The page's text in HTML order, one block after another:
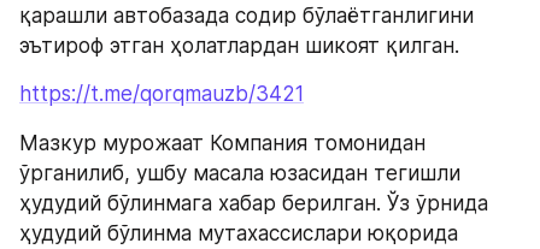
қарашли автобазада содир бўлаётганлигини
эътироф этган ҳолатлардан шикоят қилган.
https://t.me/qorqmauzb/3421
Мазкур мурожаат Компания томонидан
ўрганилиб, ушбу масала юзасидан тегишли
ҳудудий бўлинмага хабар берилган. Ўз ўрнида
ҳудудий бўлинма мутахассислари юқорида